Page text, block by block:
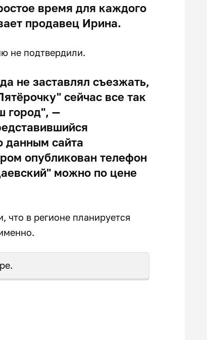
время для каждого
продавец Ирина.
не подтвердили.
не заставлял съезжать,
сейчас все так
город", —
данным сайта
опубликован телефон
можно по цене
в регионе планируется